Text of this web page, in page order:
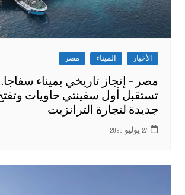
الأخبار الميناء مصر
تستقبل أول سفينتي حاويات
جديدة لتجارة الترانزيت
27 يوليو 2026